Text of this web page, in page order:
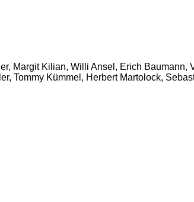
Margit Kilian, Willi Ansel, Erich Baumann,
Tommy Kümmel, Herbert Martolock,